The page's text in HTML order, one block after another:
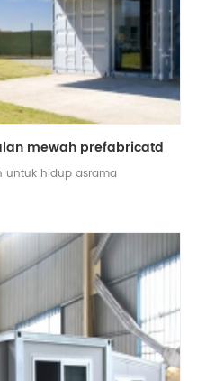
mewah prefabricatd
untuk hidup asrama